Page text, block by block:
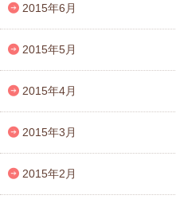
2015年6月
2015年5月
2015年4月
2015年3月
2015年2月